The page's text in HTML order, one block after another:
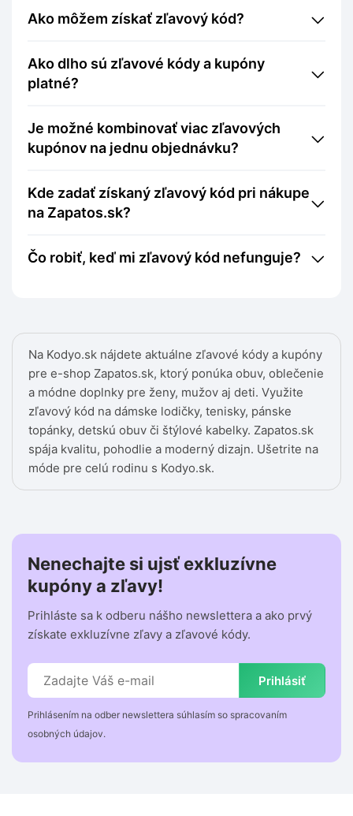
Na Kodyo.sk nájdete aktuálne zľavové kódy a kupóny
pre e-shop Zapatos.sk, ktorý ponúka obuv, oblečenie
a módne doplnky pre ženy, mužov aj deti. Využite
zľavový kód na dámske lodičky, tenisky, pánske
topánky, detskú obuv či štýlové kabelky. Zapatos.sk
spája kvalitu, pohodlie a moderný dizajn. Ušetrite na
móde pre celú rodinu s Kodyo.sk.
Ako môžem získať zľavový kód?
Ako dlho sú zľavové kódy a kupóny
platné?
Je možné kombinovať viac zľavových
kupónov na jednu objednávku?
Kde zadať získaný zľavový kód pri nákupe
na Zapatos.sk?
Čo robiť, keď mi zľavový kód nefunguje?
Nenechajte si ujsť exkluzívne
kupóny a zľavy!
Prihláste sa k odberu nášho newslettera a ako prvý
získate exkluzívne zľavy a zľavové kódy.
Prihlásiť
Prihlásením na odber newslettera súhlasím so spracovaním
osobných údajov.